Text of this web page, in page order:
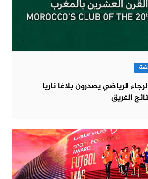
الرياضي يصدرون بلاغا ناريا
الفريق